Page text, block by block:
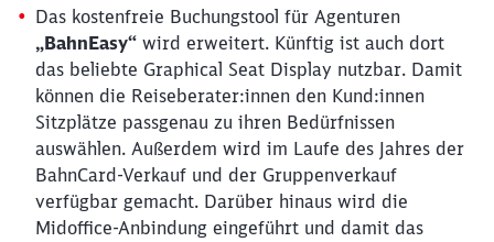
Das kostenfreie Buchungstool für Agenturen
„BahnEasy“ wird erweitert. Künftig ist auch dort
das beliebte Graphical Seat Display nutzbar. Damit
können die Reiseberater:innen den Kund:innen
Sitzplätze passgenau zu ihren Bedürfnissen
auswählen. Außerdem wird im Laufe des Jahres der
BahnCard-Verkauf und der Gruppenverkauf
verfügbar gemacht. Darüber hinaus wird die
Midoffice-Anbindung eingeführt und damit das